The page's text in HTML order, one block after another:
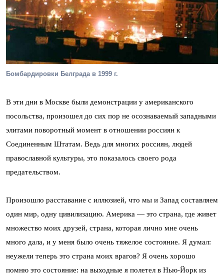
Бомбардировки Белграда в 1999 г.
В эти дни в Москве были демонстрации у американского
посольства, произошел до сих пор не осознаваемый западными
элитами поворотный момент в отношении россиян к
Соединенным Штатам. Ведь для многих россиян, людей
православной культуры, это показалось своего рода
предательством.
Произошло расставание с иллюзией, что мы и Запад составляем
один мир, одну цивилизацию. Америка — это страна, где живет
множество моих друзей, страна, которая лично мне очень
много дала, и у меня было очень тяжелое состояние. Я думал:
неужели теперь это страна моих врагов? Я очень хорошо
помню это состояние: на выходные я полетел в Нью-Йорк из